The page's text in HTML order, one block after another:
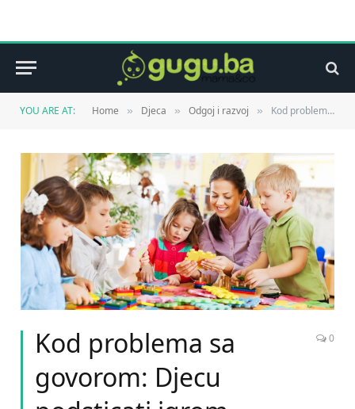
YOU ARE AT: Home » Djeca » Odgoj i razvoj » Kod problema sa govorom: Djecu podsticati igrom
Kod problema sa
govorom: Djecu
0